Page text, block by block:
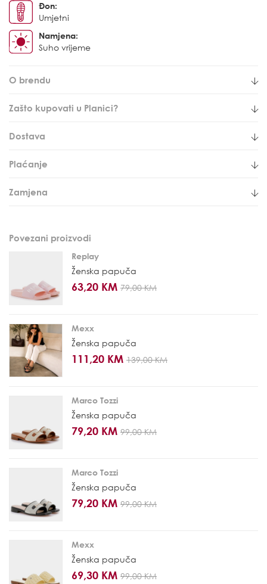
Đon:
Umjetni
Namjena:
Suho vrijeme
O brendu
Zašto kupovati u Planici?
Dostava
Plaćanje
Zamjena
Povezani proizvodi
Replay
Ženska papuča
63,20 KM 79,00 KM
Mexx
Ženska papuča
111,20 KM 139,00 KM
Marco Tozzi
Ženska papuča
79,20 KM 99,00 KM
Marco Tozzi
Ženska papuča
79,20 KM 99,00 KM
Mexx
Ženska papuča
69,30 KM 99,00 KM